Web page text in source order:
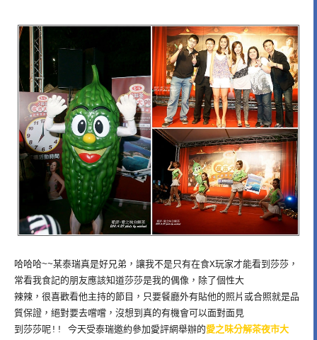
哈哈哈~~某泰瑞真是好兄弟，讓我不是只有在食X玩家才能看到莎莎，
常看我食記的朋友應該知道莎莎是我的偶像，除了個性大
辣辣，很喜歡看他主持的節目，只要餐廳外有貼他的照片或合照就是品
質保證，絕對要去嚐嚐，沒想到真的有機會可以面對面見
到莎莎呢!! 今天受泰瑞邀約參加愛評網舉辦的愛之味分解茶夜市大